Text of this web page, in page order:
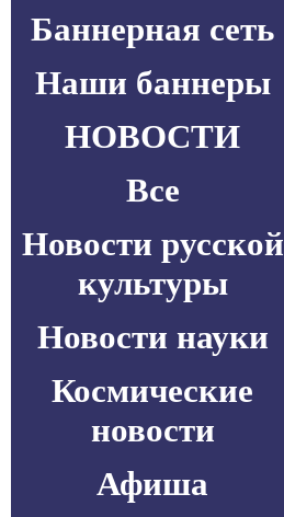
Баннерная сеть
Наши баннеры
НОВОСТИ
Все
Новости русской
культуры
Новости науки
Космические
новости
Афиша